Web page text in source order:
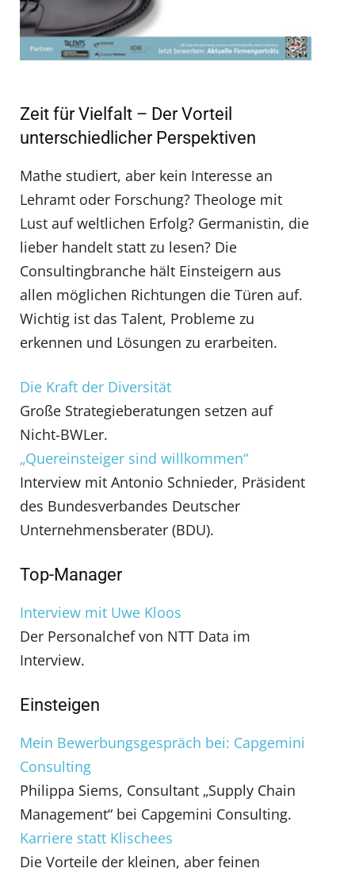
Zeit für Vielfalt – Der Vorteil
unterschiedlicher Perspektiven
Mathe studiert, aber kein Interesse an
Lehramt oder Forschung? Theologe mit
Lust auf weltlichen Erfolg? Germanistin, die
lieber handelt statt zu lesen? Die
Consultingbranche hält Einsteigern aus
allen möglichen Richtungen die Türen auf.
Wichtig ist das Talent, Probleme zu
erkennen und Lösungen zu erarbeiten.
Die Kraft der Diversität
Große Strategieberatungen setzen auf
Nicht-BWLer.
„Quereinsteiger sind willkommen“
Interview mit Antonio Schnieder, Präsident
des Bundesverbandes Deutscher
Unternehmensberater (BDU).
Top-Manager
Interview mit Uwe Kloos
Der Personalchef von NTT Data im
Interview.
Einsteigen
Mein Bewerbungsgespräch bei: Capgemini
Consulting
Philippa Siems, Consultant „Supply Chain
Management“ bei Capgemini Consulting.
Karriere statt Klischees
Die Vorteile der kleinen, aber feinen